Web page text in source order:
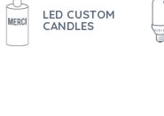
LED CUSTOM
CANDLES